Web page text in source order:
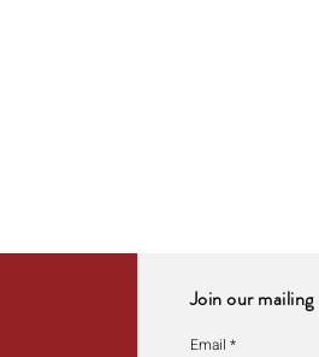
Join our
Email